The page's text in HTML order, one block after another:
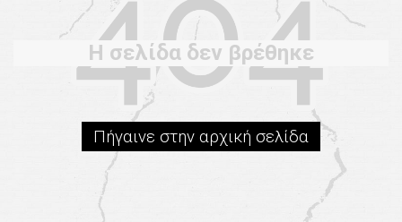
Η σελίδα δεν βρέθηκε
Πήγαινε στην αρχική σελίδα